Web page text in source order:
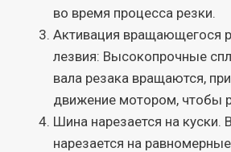
во время процесса резки.
Активация вращающегося
лезвия: Высокопрочные
вала резака вращаются,
движение мотором, чтобы
Шина нарезается на куски.
нарезается на